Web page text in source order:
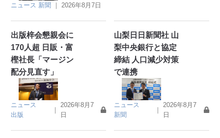
ニュース 新聞 ｜2026年8月7日
出版梓会懇親会に
170人超 日販・富
樫社長「マージン
配分見直す」
ニュース
出版
｜
2026年8月7
日
山梨日日新聞社 山
梨中央銀行と協定
締結 人口減少対策
で連携
ニュース
新聞
｜
2026年8月7
日